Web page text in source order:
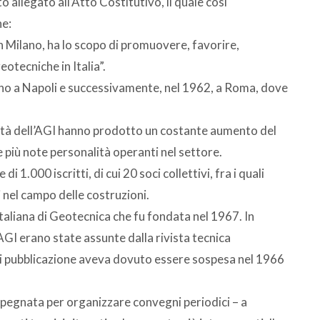
Milano, ha lo scopo di promuovere, favorire,
in Italia”.
a Napoli e successivamente, nel 1962, a Roma, dove
dell’AGI hanno prodotto un costante aumento del
note personalità operanti nel settore.
di 1.000 iscritti, di cui 20 soci collettivi, fra i quali
campo delle costruzioni.
di Geotecnica che fu fondata nel 1967. In
erano state assunte dalla rivista tecnica
aveva dovuto essere sospesa nel 1966
per organizzare convegni periodici – a